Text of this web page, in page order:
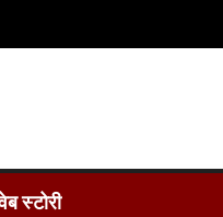
स्टोरी